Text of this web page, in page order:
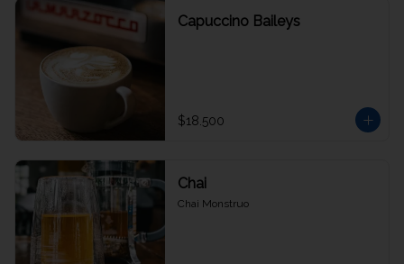
Capuccino Baileys
$18.500
Chai
Chai Monstruo